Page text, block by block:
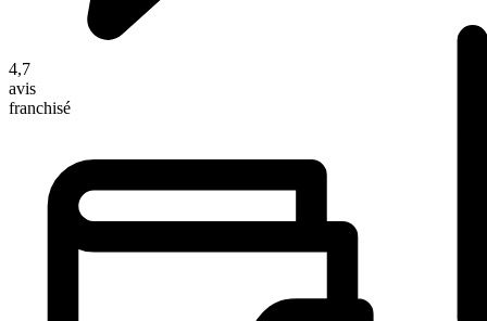
4,7
avis
franchisé